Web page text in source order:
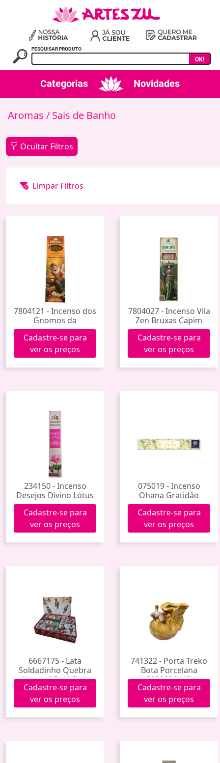
PESQUISAR PRODUTO
OK!
Categorias Novidades
Aromas / Sais de Banho
Ocultar Filtros
7804121 - Incenso dos
Gnomos da
Prosperidade
(Camomila e Canela)
Cadastre-se para
ver os preços
7804027 - Incenso Vila
Zen Bruxas Capim
Limão
Cadastre-se para
ver os preços
234150 - Incenso
Desejos Divino Lótus
Cadastre-se para
ver os preços
075019 - Incenso
Ohana Gratidão
Cadastre-se para
ver os preços
6667175 - Lata
Soldadinho Quebra
Nozes 6,5x11,5cm
Mmtl-120
Cadastre-se para
ver os preços
741322 - Porta Treko
Bota Porcelana
G290086 (48)
Cadastre-se para
ver os preços